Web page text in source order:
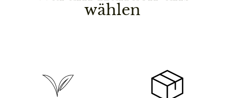
wählen